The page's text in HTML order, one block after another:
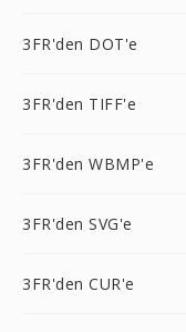
3FR'den DOT'e
3FR'den TIFF'e
3FR'den WBMP'e
3FR'den SVG'e
3FR'den CUR'e